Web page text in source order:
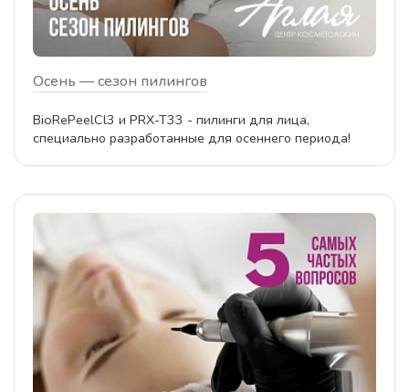
Осень — сезон пилингов
BioRePeelCl3 и PRX-T33 - пилинги для лица,
специально разработанные для осеннего периода!